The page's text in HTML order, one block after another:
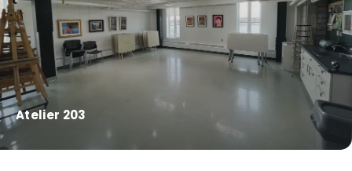
Atelier 203